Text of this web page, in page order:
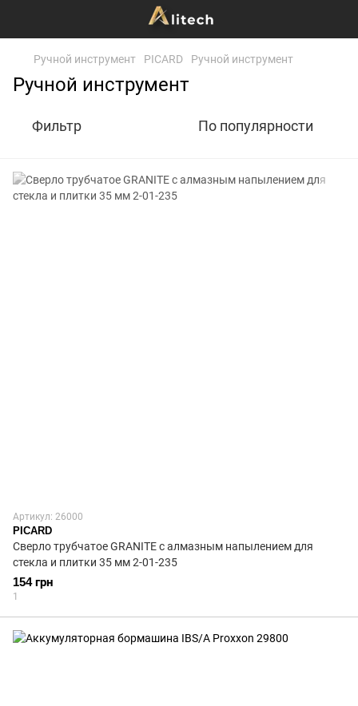
Ручной инструмент PICARD Ручной инструмент
Ручной инструмент
Фильтр По популярности
Артикул: 26000
PICARD
Сверло трубчатое GRANITE с алмазным напылением для
стекла и плитки 35 мм 2-01-235
154 грн
1